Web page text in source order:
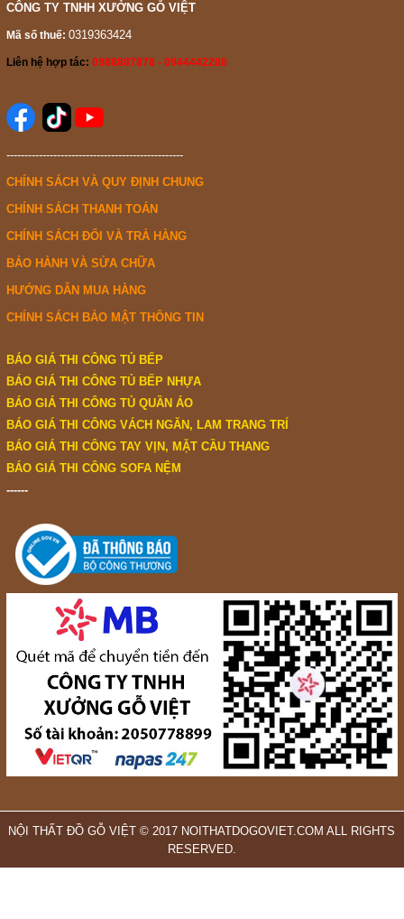
CÔNG TY TNHH XƯỞNG GỖ VIỆT
Mã số thuế: 0319363424
Liên hệ hợp tác: 0988887878 - 0944442288
-------------------------------------------------
CHÍNH SÁCH VÀ QUY ĐỊNH CHUNG
CHÍNH SÁCH THANH TOÁN
CHÍNH SÁCH ĐỔI VÀ TRẢ HÀNG
BẢO HÀNH VÀ SỬA CHỮA
HƯỚNG DẪN MUA HÀNG
CHÍNH SÁCH BẢO MẬT THÔNG TIN
BÁO GIÁ THI CÔNG TỦ BẾP
BÁO GIÁ THI CÔNG TỦ BẾP NHỰA
BÁO GIÁ THI CÔNG TỦ QUẦN ÁO
BÁO GIÁ THI CÔNG VÁCH NGĂN, LAM TRANG TRÍ
BÁO GIÁ THI CÔNG TAY VỊN, MẶT CẦU THANG
BÁO GIÁ THI CÔNG SOFA NỆM
------
NỘI THẤT ĐỒ GỖ VIỆT © 2017 NOITHATDOGOVIET.COM ALL RIGHTS
RESERVED.